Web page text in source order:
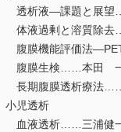
透析液―課題と展
体液過剰と溶質除
腹膜機能評価法
腹膜生検……本田
長期腹膜透析療法
小児透析
血液透析……三浦健